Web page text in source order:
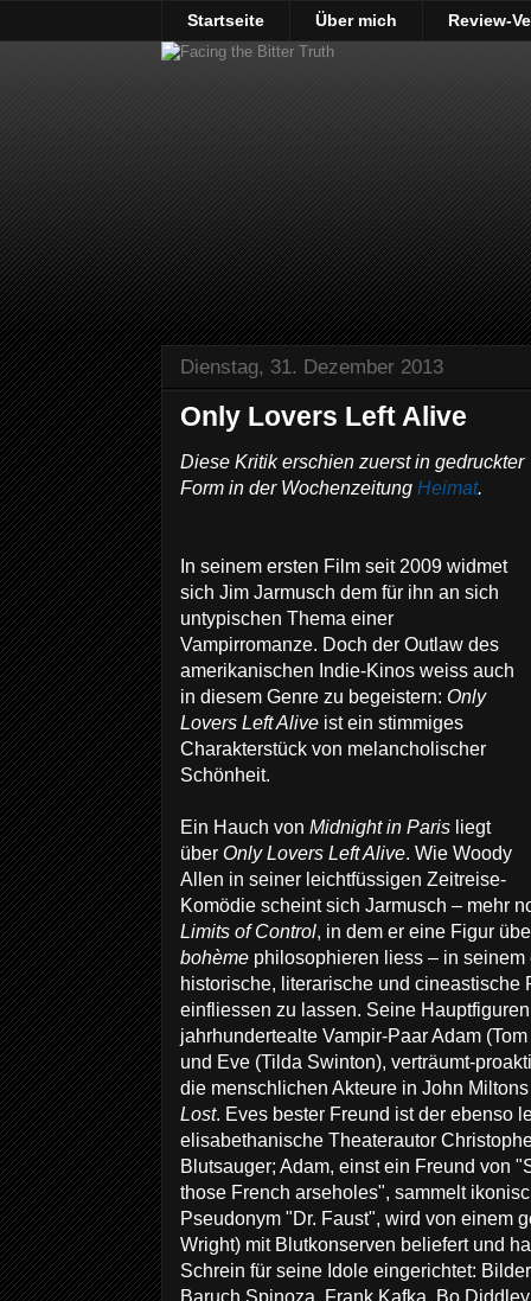
Startseite Über mich Review-
Dienstag, 31. Dezember 2013
Only Lovers Left Alive
Diese Kritik erschien zuerst in gedruckter
Form in der Wochenzeitung Heimat.
In seinem ersten Film seit 2009 widmet
sich Jim Jarmusch dem für ihn an sich
untypischen Thema einer
Vampirromanze. Doch der Outlaw des
amerikanischen Indie-Kinos weiss auch
in diesem Genre zu begeistern: Only
Lovers Left Alive ist ein stimmiges
Charakterstück von melancholischer
Schönheit.
Ein Hauch von Midnight in Paris liegt
über Only Lovers Left Alive. Wie Woody
Allen in seiner leichtfüssigen Zeitreise-
Komödie scheint sich Jarmusch – mehr
Limits of Control, in dem er eine Figur
bohème philosophieren liess – in
historische, literarische und cineastische
einfliessen zu lassen. Seine
jahrhundertealte Vampir-Paar Adam
und Eve (Tilda Swinton), verträumt-
die menschlichen Akteure in John
Lost. Eves bester Freund ist der ebenso
elisabethanische Theaterautor
Blutsauger; Adam, einst ein Freund von
those French arseholes", sammelt
Pseudonym "Dr. Faust", wird von einem
Wright) mit Blutkonserven beliefert und
Schrein für seine Idole eingerichtet:
Baruch Spinoza, Frank Kafka, Bo